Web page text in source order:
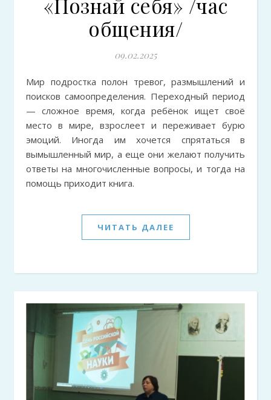
общения/
09.02.2025
Мир подростка полон тревог, размышлений и
поисков самоопределения. Переходный период
— сложное время, когда ребёнок ищет своё
место в мире, взрослеет и переживает бурю
эмоций. Иногда им хочется спрятаться в
вымышленный мир, а еще они желают получить
ответы на многочисленные вопросы, и тогда на
помощь приходит книга.
ЧИТАТЬ ДАЛЕЕ